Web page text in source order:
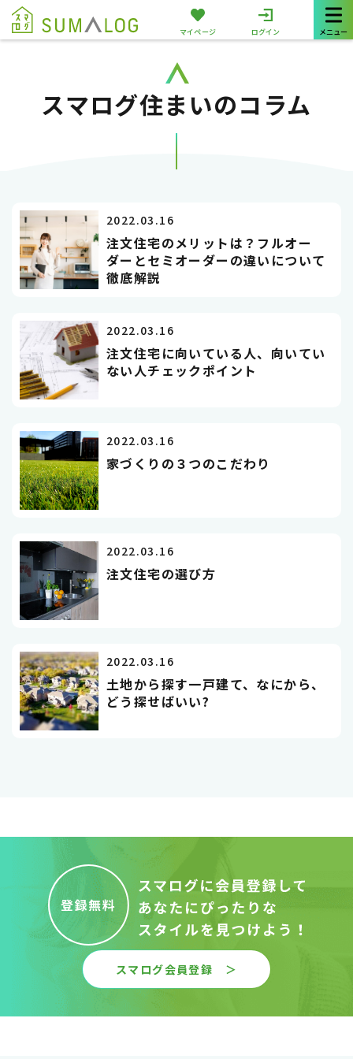
マイページ ログイン メニュー
TOP > 住まいのコラム
スマログ住まいのコラム
2022.03.16
注文住宅のメリットは？フルオー
ダーとセミオーダーの違いについて
徹底解説
2022.03.16
注文住宅に向いている人、向いてい
ない人チェックポイント
2022.03.16
家づくりの３つのこだわり
2022.03.16
注文住宅の選び方
2022.03.16
土地から探す一戸建て、なにから、
どう探せばいい?
スマログ会員登録 ＞